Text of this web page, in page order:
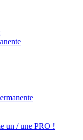
un / une PRO !